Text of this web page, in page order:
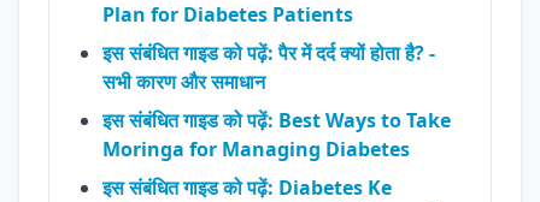
Plan for Diabetes Patients
इस संबंधित गाइड को पढ़ें: पैर में दर्द क्यों होता है? -
सभी कारण और समाधान
इस संबंधित गाइड को पढ़ें: Best Ways to Take
Moringa for Managing Diabetes
इस संबंधित गाइड को पढ़ें: Diabetes Ke